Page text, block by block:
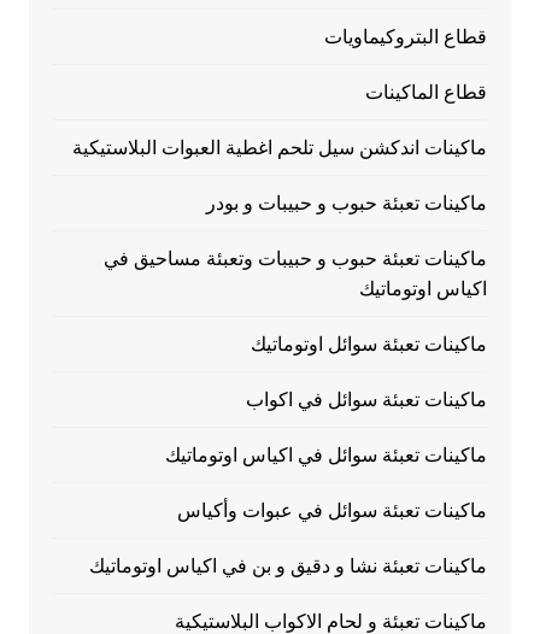
قطاع البتروكيماويات
قطاع الماكينات
ماكينات اندكشن سيل تلحم اغطية العبوات البلاستيكية
ماكينات تعبئة حبوب و حبيبات و بودر
ماكينات تعبئة حبوب و حبيبات وتعبئة مساحيق في
اكياس اوتوماتيك
ماكينات تعبئة سوائل اوتوماتيك
ماكينات تعبئة سوائل في اكواب
ماكينات تعبئة سوائل في اكياس اوتوماتيك
ماكينات تعبئة سوائل في عبوات وأكياس
ماكينات تعبئة نشا و دقيق و بن في اكياس اوتوماتيك
ماكينات تعبئة و لحام الاكواب البلاستيكية